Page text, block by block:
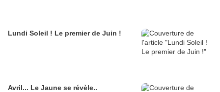
Lundi Soleil ! Le premier de Juin !
Avril... Le Jaune se révèle..